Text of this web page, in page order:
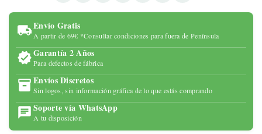
Envío Gratis
A partir de 69€ *Consultar condiciones para fuera de Península
Garantía 2 Años
Para defectos de fábrica
Envíos Discretos
Sin logos, sin información gráfica de lo que estás comprando
Soporte vía WhatsApp
A tu disposición